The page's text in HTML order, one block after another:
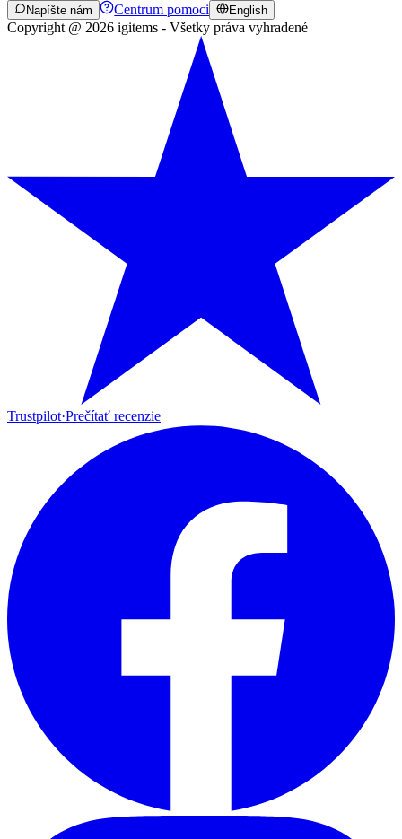
Napíšte nám Centrum pomoci English
Copyright @ 2026 igitems - Všetky práva vyhradené
Trustpilot·Prečítať recenzie